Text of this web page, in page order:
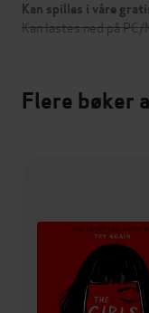
Kan spilles i våre
Kan lastes ned på PC/
Flere bøker